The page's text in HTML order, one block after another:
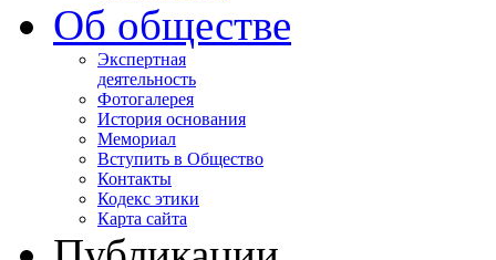
Об обществе
Экспертная
деятельность
Фотогалерея
История основания
Мемориал
Вступить в Общество
Контакты
Кодекс этики
Карта сайта